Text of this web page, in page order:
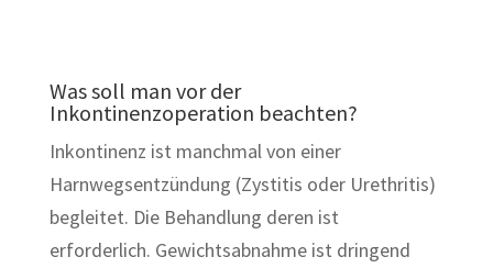
Was soll man vor der
Inkontinenzoperation beachten?
Inkontinenz ist manchmal von einer
Harnwegsentzündung (Zystitis oder Urethritis)
begleitet. Die Behandlung deren ist
erforderlich. Gewichtsabnahme ist dringend